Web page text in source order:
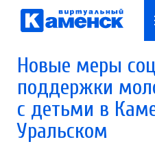
Новые меры
поддержки
с детьми в
Уральском